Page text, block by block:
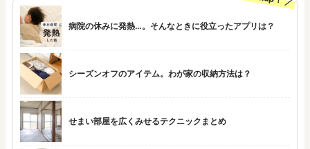
病院の休みに発熱…。そんなときに役立ったアプリは？
シーズンオフのアイテム。わが家の収納方法は？
せまい部屋を広くみせるテクニックまとめ